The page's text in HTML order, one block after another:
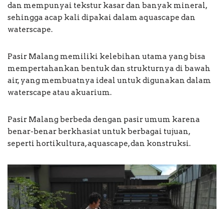
dan mempunyai tekstur kasar dan banyak mineral,
sehingga acap kali dipakai dalam aquascape dan
waterscape.
Pasir Malang memiliki kelebihan utama yang bisa
mempertahankan bentuk dan strukturnya di bawah
air, yang membuatnya ideal untuk digunakan dalam
waterscape atau akuarium.
Pasir Malang berbeda dengan pasir umum karena
benar-benar berkhasiat untuk berbagai tujuan,
seperti hortikultura, aquascape, dan konstruksi.